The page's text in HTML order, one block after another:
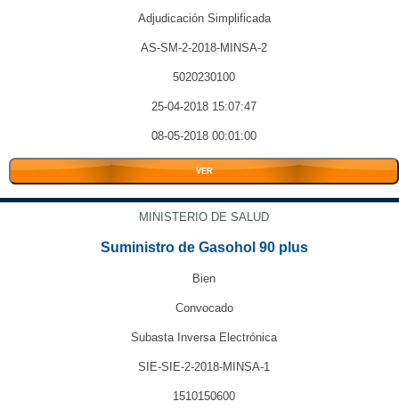
Adjudicación Simplificada
AS-SM-2-2018-MINSA-2
5020230100
25-04-2018 15:07:47
08-05-2018 00:01:00
VER
MINISTERIO DE SALUD
Suministro de Gasohol 90 plus
Bien
Convocado
Subasta Inversa Electrónica
SIE-SIE-2-2018-MINSA-1
1510150600